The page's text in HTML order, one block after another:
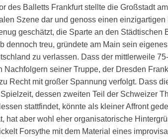
des Balletts Frankfurt stellte die Großstadt
Szene dar und genoss einen
geschätzt, die Sparte an den Städtischen
dennoch treu, gründete am Main sein
zu verlassen. Dass der mittlerweile
Nachfolgern seiner Truppe, der Dresden
Recht mit großer Spannung verfolgt. Dass
dessen zweiten Teil der Schweizer
stattfindet, könnte als kleiner Affront
hat aber wohl eher organisatorische
Forsythe mit dem Material eines